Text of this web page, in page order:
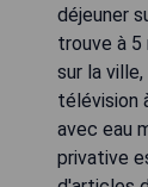
déjeuner
trouve à
sur la
télévision
avec eau
privative